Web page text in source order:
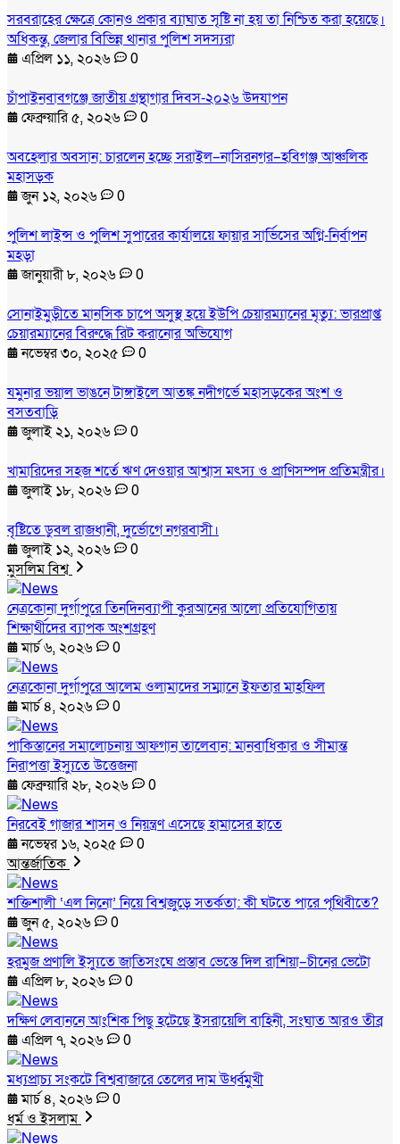
সরবরাহের ক্ষেত্রে কোনও প্রকার ব্যাঘাত সৃষ্টি না হয় তা নিশ্চিত করা হয়েছে।
অধিকন্তু, জেলার বিভিন্ন থানার পুলিশ সদস্যরা
এপ্রিল ১১, ২০২৬
0
চাঁপাইনবাবগঞ্জে জাতীয় গ্রন্থাগার দিবস-২০২৬ উদযাপন
ফেব্রুয়ারি ৫, ২০২৬
0
অবহেলার অবসান: চারলেন হচ্ছে সরাইল–নাসিরনগর–হবিগঞ্জ আঞ্চলিক
মহাসড়ক
জুন ১২, ২০২৬
0
পুলিশ লাইন্স ও পুলিশ সুপারের কার্যালয়ে ফায়ার সার্ভিসের অগ্নি-নির্বাপন
মহড়া
জানুয়ারী ৮, ২০২৬
0
সোনাইমুড়ীতে মানসিক চাপে অসুস্থ হয়ে ইউপি চেয়ারম্যানের মৃত্যু: ভারপ্রাপ্ত
চেয়ারম্যানের বিরুদ্ধে রিট করানোর অভিযোগ
নভেম্বর ৩০, ২০২৫
0
যমুনার ভয়াল ভাঙনে টাঙ্গাইলে আতঙ্ক নদীগর্ভে মহাসড়কের অংশ ও
বসতবাড়ি
জুলাই ২১, ২০২৬
0
খামারিদের সহজ শর্তে ঋণ দেওয়ার আশ্বাস মৎস্য ও প্রাণিসম্পদ প্রতিমন্ত্রীর।
জুলাই ১৮, ২০২৬
0
বৃষ্টিতে ডুবল রাজধানী, দুর্ভোগে নগরবাসী।
জুলাই ১২, ২০২৬
0
মুসলিম বিশ্ব
নেত্রকোনা দুর্গাপুরে তিনদিনব্যাপী কুরআনের আলো প্রতিযোগিতায়
শিক্ষার্থীদের ব্যাপক অংশগ্রহণ
মার্চ ৬, ২০২৬
0
নেত্রকোনা দুর্গাপুরে আলেম ওলামাদের সম্মানে ইফতার মাহফিল
মার্চ ৪, ২০২৬
0
পাকিস্তানের সমালোচনায় আফগান তালেবান: মানবাধিকার ও সীমান্ত
নিরাপত্তা ইস্যুতে উত্তেজনা
ফেব্রুয়ারি ২৮, ২০২৬
0
নিরবেই গাজার শাসন ও নিয়ন্ত্রণ এসেছে হামাসের হাতে
নভেম্বর ১৬, ২০২৫
0
আন্তর্জাতিক
শক্তিশালী ‘এল নিনো’ নিয়ে বিশ্বজুড়ে সতর্কতা: কী ঘটতে পারে পৃথিবীতে?
জুন ৫, ২০২৬
0
হরমুজ প্রণালি ইস্যুতে জাতিসংঘে প্রস্তাব ভেস্তে দিল রাশিয়া–চীনের ভেটো
এপ্রিল ৮, ২০২৬
0
দক্ষিণ লেবাননে আংশিক পিছু হটেছে ইসরায়েলি বাহিনী, সংঘাত আরও তীব্র
এপ্রিল ৭, ২০২৬
0
মধ্যপ্রাচ্য সংকটে বিশ্ববাজারে তেলের দাম ঊর্ধ্বমুখী
মার্চ ৪, ২০২৬
0
ধর্ম ও ইসলাম